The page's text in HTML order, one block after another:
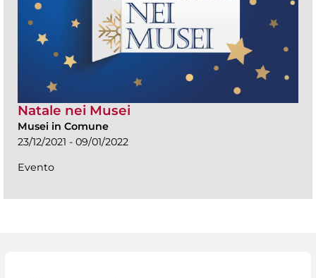
Natale nei Musei
Musei in Comune
23/12/2021 - 09/01/2022
Evento